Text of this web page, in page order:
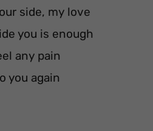
side, my love
you is enough
any pain
you again